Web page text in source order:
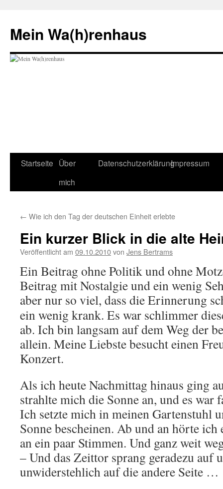
springen
Mein Wa(h)renhaus
Startseite Über
mich
DatenschutzerklärungImpressum
← Wie ich den Tag der deutschen Einheit erlebte
Ein kurzer Blick in die alte
Veröffentlicht am 09.10.2010von Jens Bertrams
Ein Beitrag ohne Politik und ohne
Beitrag mit Nostalgie und ein wenig
aber nur so viel, dass die Erinnerung
ein wenig krank. Es war schlimmer
ab. Ich bin langsam auf dem Weg der
allein. Meine Liebste besucht einen
Konzert.
Als ich heute Nachmittag hinaus ging
strahlte mich die Sonne an, und es war
Ich setzte mich in meinen Gartenstuhl
Sonne bescheinen. Ab und an hörte
an ein paar Stimmen. Und ganz weit
– Und das Zeittor sprang geradezu auf
unwiderstehlich auf die andere Seite …